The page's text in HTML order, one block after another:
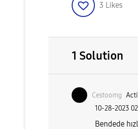
3 Likes
1 Solution
Cestoomg
‎10-28-2023
Bendede